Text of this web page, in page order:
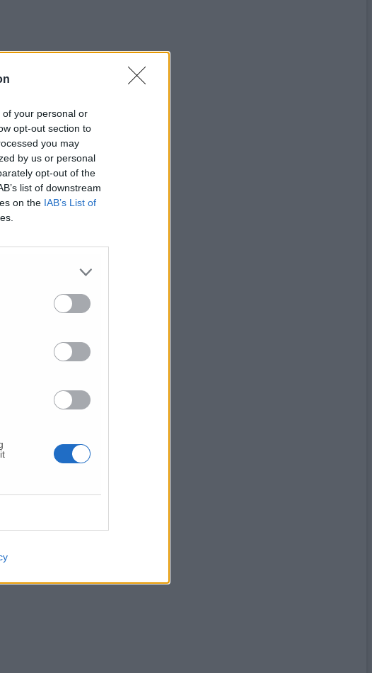
your personal or
opt-out section to
you may
by us or personal
opt-out of the
list of downstream
on the IAB’s List of